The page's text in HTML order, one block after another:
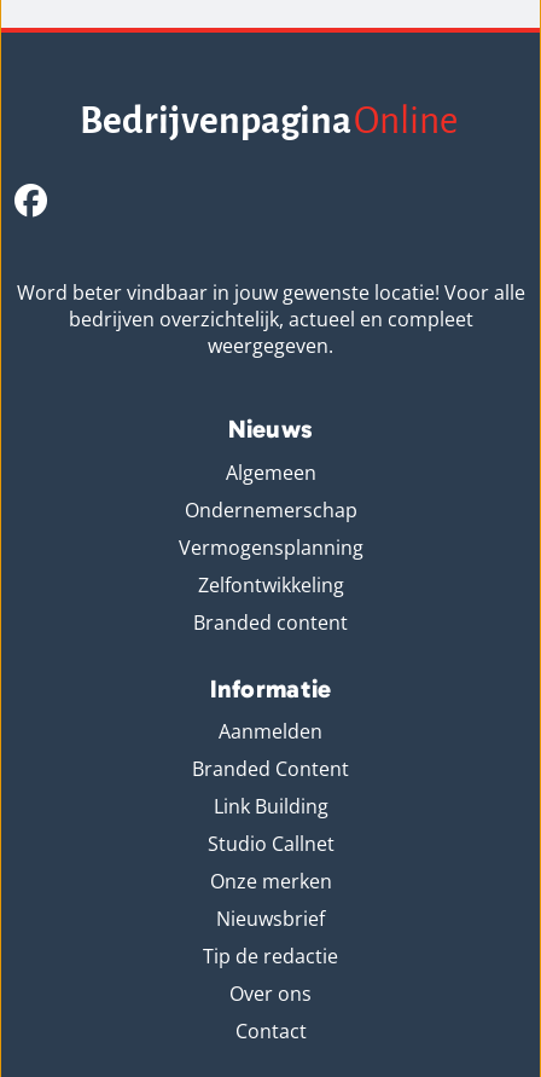
BedrijvenpaginaOnline
Word beter vindbaar in jouw gewenste locatie! Voor alle
bedrijven overzichtelijk, actueel en compleet
weergegeven.
Nieuws
Algemeen
Ondernemerschap
Vermogensplanning
Zelfontwikkeling
Branded content
Informatie
Aanmelden
Branded Content
Link Building
Studio Callnet
Onze merken
Nieuwsbrief
Tip de redactie
Over ons
Contact